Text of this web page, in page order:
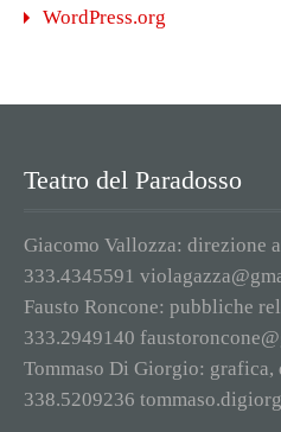
WordPress.org
Teatro del Paradosso
Giacomo Vallozza: direzione
333.4345591
Fausto Roncone: pubbliche
333.2949140
Tommaso Di Giorgio: grafica,
338.5209236